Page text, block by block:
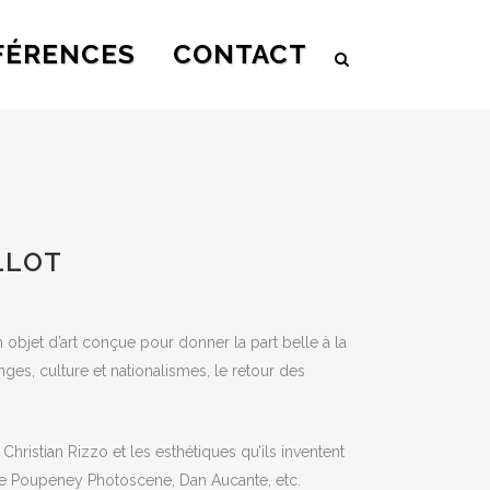
CONTACT
objet d’art conçue pour donner la part belle à la
culture et nationalismes, le retour des
Rizzo et les esthétiques qu’ils inventent
Photoscene, Dan Aucante, etc.